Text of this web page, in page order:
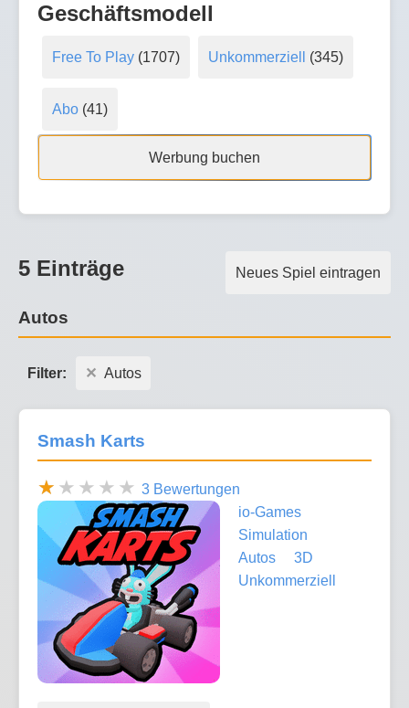
Geschäftsmodell
Free To Play(1707) Unkommerziell (345)
Abo(41)
Werbung buchen
Neues Spiel eintragen
5 Einträge
Autos
Filter: Autos
Smash Karts
3 Bewertungen
io-Games
Simulation
Autos
3D
Unkommerziell